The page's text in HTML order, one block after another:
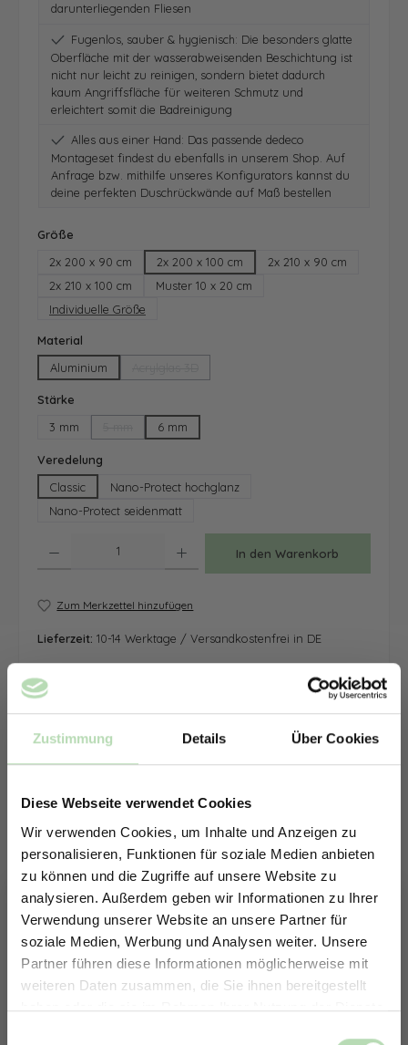
Zustimmung Details Über Cookies
Diese Webseite verwendet Cookies
Wir verwenden Cookies, um Inhalte und Anzeigen zu
personalisieren, Funktionen für soziale Medien anbieten
zu können und die Zugriffe auf unsere Website zu
analysieren. Außerdem geben wir Informationen zu Ihrer
Verwendung unserer Website an unsere Partner für
soziale Medien, Werbung und Analysen weiter. Unsere
Partner führen diese Informationen möglicherweise mit
weiteren Daten zusammen, die Sie ihnen bereitgestellt
haben oder die sie im Rahmen Ihrer Nutzung der Dienste
darunterliegenden Fliesen
Fugenlos, sauber & hygienisch: Die besonders glatte
Oberfläche mit der wasserabweisenden Beschichtung ist
nicht nur leicht zu reinigen, sondern bietet dadurch
kaum Angriffsfläche für weiteren Schmutz und
erleichtert somit die Badreinigung
Alles aus einer Hand: Das passende dedeco
Montageset findest du ebenfalls in unserem Shop. Auf
Anfrage bzw. mithilfe unseres Konfigurators kannst du
deine perfekten Duschrückwände auf Maß bestellen
Größe
2x 200 x 90 cm
2x 200 x 100 cm
2x 210 x 90 cm
2x 210 x 100 cm
Muster 10 x 20 cm
Individuelle Größe
Material
Aluminium
Stärke
3 mm
(Diese Option ist zurzeit nicht verfügbar.)
6 mm
Veredelung
Classic
Nano-Protect hochglanz
Nano-Protect seidenmatt
In den Warenkorb
Zum Merkzettel hinzufügen
Lieferzeit: 10-14 Werktage / Versandkostenfrei in DE
ERHALTE 5% RABATT AUF
DEINE RÜCKWÄNDE